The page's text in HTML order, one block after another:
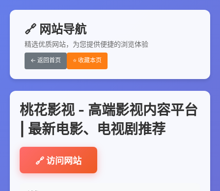
🔗 网站导航
精选优质网站，为您提供便捷的浏览体验
← 返回首页 ⭐ 收藏本页
桃花影视 - 高端影视内容平台
| 最新电影、电视剧推荐
🔗 访问网站